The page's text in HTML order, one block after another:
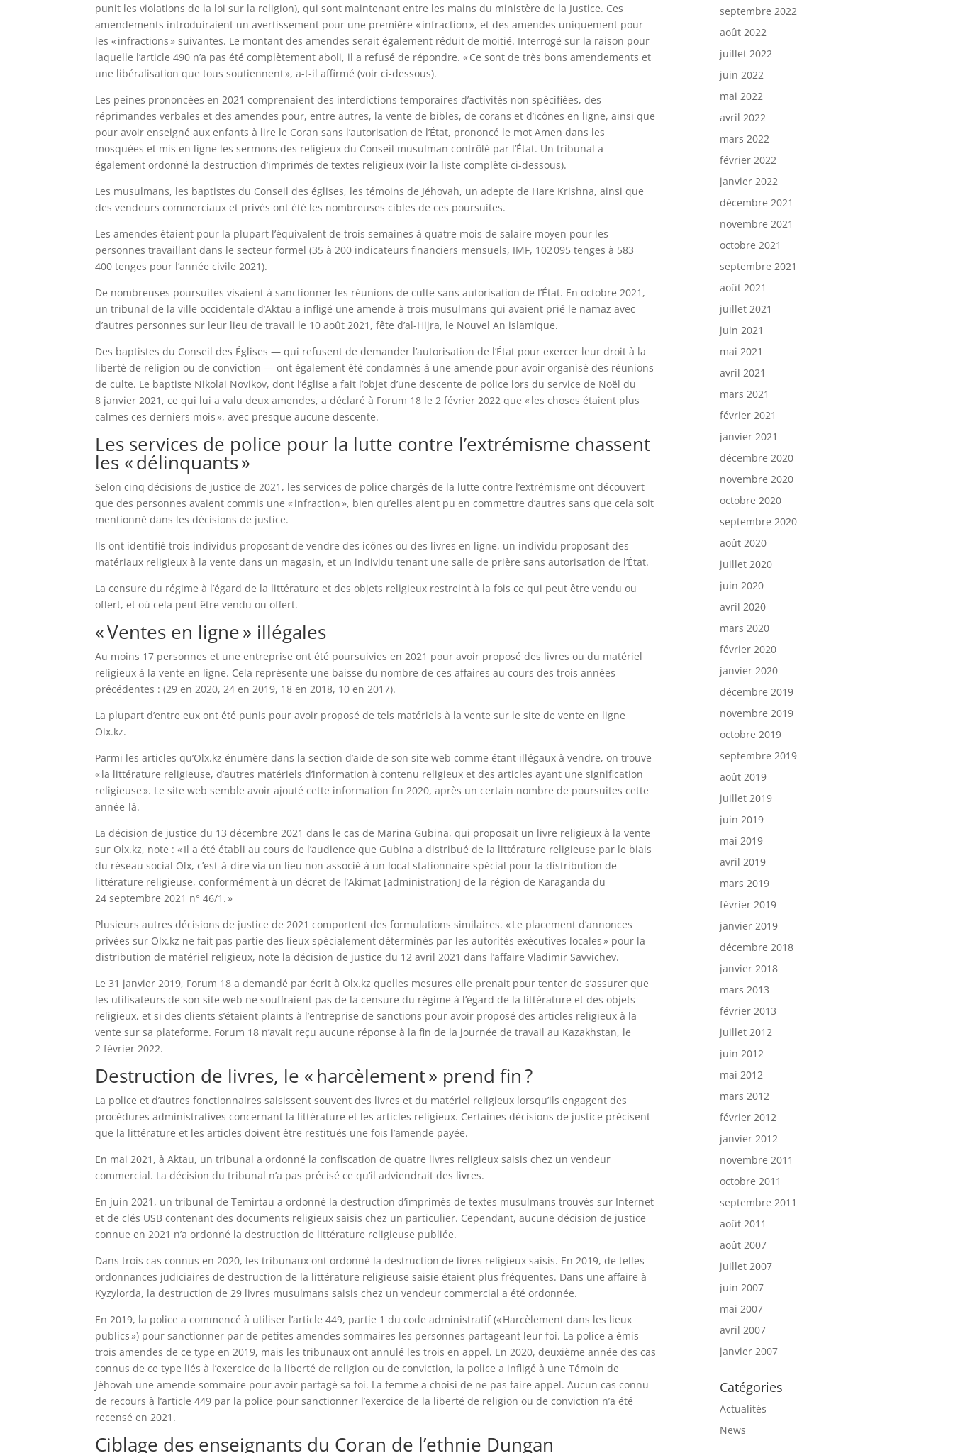
punit les violations de la loi sur la religion), qui sont maintenant entre les mains du ministère de la Justice. Ces
amendements introduiraient un avertissement pour une première « infraction », et des amendes uniquement pour
les « infractions » suivantes. Le montant des amendes serait également réduit de moitié. Interrogé sur la raison pour
laquelle l’article 490 n’a pas été complètement aboli, il a refusé de répondre. « Ce sont de très bons amendements et
une libéralisation que tous soutiennent », a-t-il affirmé (voir ci-dessous).
Les peines prononcées en 2021 comprenaient des interdictions temporaires d’activités non spécifiées, des
réprimandes verbales et des amendes pour, entre autres, la vente de bibles, de corans et d’icônes en ligne, ainsi que
pour avoir enseigné aux enfants à lire le Coran sans l’autorisation de l’État, prononcé le mot Amen dans les
mosquées et mis en ligne les sermons des religieux du Conseil musulman contrôlé par l’État. Un tribunal a
également ordonné la destruction d’imprimés de textes religieux (voir la liste complète ci-dessous).
Les musulmans, les baptistes du Conseil des églises, les témoins de Jéhovah, un adepte de Hare Krishna, ainsi que
des vendeurs commerciaux et privés ont été les nombreuses cibles de ces poursuites.
Les amendes étaient pour la plupart l’équivalent de trois semaines à quatre mois de salaire moyen pour les
personnes travaillant dans le secteur formel (35 à 200 indicateurs financiers mensuels, IMF, 102 095 tenges à 583
400 tenges pour l’année civile 2021).
De nombreuses poursuites visaient à sanctionner les réunions de culte sans autorisation de l’État. En octobre 2021,
un tribunal de la ville occidentale d’Aktau a infligé une amende à trois musulmans qui avaient prié le namaz avec
d’autres personnes sur leur lieu de travail le 10 août 2021, fête d’al-Hijra, le Nouvel An islamique.
Des baptistes du Conseil des Églises — qui refusent de demander l’autorisation de l’État pour exercer leur droit à la
liberté de religion ou de conviction — ont également été condamnés à une amende pour avoir organisé des réunions
de culte. Le baptiste Nikolai Novikov, dont l’église a fait l’objet d’une descente de police lors du service de Noël du
8 janvier 2021, ce qui lui a valu deux amendes, a déclaré à Forum 18 le 2 février 2022 que « les choses étaient plus
calmes ces derniers mois », avec presque aucune descente.
Les services de police pour la lutte contre l’extrémisme chassent
les « délinquants »
Selon cinq décisions de justice de 2021, les services de police chargés de la lutte contre l’extrémisme ont découvert
que des personnes avaient commis une « infraction », bien qu’elles aient pu en commettre d’autres sans que cela soit
mentionné dans les décisions de justice.
Ils ont identifié trois individus proposant de vendre des icônes ou des livres en ligne, un individu proposant des
matériaux religieux à la vente dans un magasin, et un individu tenant une salle de prière sans autorisation de l’État.
La censure du régime à l’égard de la littérature et des objets religieux restreint à la fois ce qui peut être vendu ou
offert, et où cela peut être vendu ou offert.
« Ventes en ligne » illégales
Au moins 17 personnes et une entreprise ont été poursuivies en 2021 pour avoir proposé des livres ou du matériel
religieux à la vente en ligne. Cela représente une baisse du nombre de ces affaires au cours des trois années
précédentes : (29 en 2020, 24 en 2019, 18 en 2018, 10 en 2017).
La plupart d’entre eux ont été punis pour avoir proposé de tels matériels à la vente sur le site de vente en ligne
Olx.kz.
Parmi les articles qu’Olx.kz énumère dans la section d’aide de son site web comme étant illégaux à vendre, on trouve
« la littérature religieuse, d’autres matériels d’information à contenu religieux et des articles ayant une signification
religieuse ». Le site web semble avoir ajouté cette information fin 2020, après un certain nombre de poursuites cette
année-là.
La décision de justice du 13 décembre 2021 dans le cas de Marina Gubina, qui proposait un livre religieux à la vente
sur Olx.kz, note : « Il a été établi au cours de l’audience que Gubina a distribué de la littérature religieuse par le biais
du réseau social Olx, c’est-à-dire via un lieu non associé à un local stationnaire spécial pour la distribution de
littérature religieuse, conformément à un décret de l’Akimat [administration] de la région de Karaganda du
24 septembre 2021 n° 46/1. »
Plusieurs autres décisions de justice de 2021 comportent des formulations similaires. « Le placement d’annonces
privées sur Olx.kz ne fait pas partie des lieux spécialement déterminés par les autorités exécutives locales » pour la
distribution de matériel religieux, note la décision de justice du 12 avril 2021 dans l’affaire Vladimir Savvichev.
Le 31 janvier 2019, Forum 18 a demandé par écrit à Olx.kz quelles mesures elle prenait pour tenter de s’assurer que
les utilisateurs de son site web ne souffraient pas de la censure du régime à l’égard de la littérature et des objets
religieux, et si des clients s’étaient plaints à l’entreprise de sanctions pour avoir proposé des articles religieux à la
vente sur sa plateforme. Forum 18 n’avait reçu aucune réponse à la fin de la journée de travail au Kazakhstan, le
2 février 2022.
Destruction de livres, le « harcèlement » prend fin ?
La police et d’autres fonctionnaires saisissent souvent des livres et du matériel religieux lorsqu’ils engagent des
procédures administratives concernant la littérature et les articles religieux. Certaines décisions de justice précisent
que la littérature et les articles doivent être restitués une fois l’amende payée.
En mai 2021, à Aktau, un tribunal a ordonné la confiscation de quatre livres religieux saisis chez un vendeur
commercial. La décision du tribunal n’a pas précisé ce qu’il adviendrait des livres.
En juin 2021, un tribunal de Temirtau a ordonné la destruction d’imprimés de textes musulmans trouvés sur Internet
et de clés USB contenant des documents religieux saisis chez un particulier. Cependant, aucune décision de justice
connue en 2021 n’a ordonné la destruction de littérature religieuse publiée.
Dans trois cas connus en 2020, les tribunaux ont ordonné la destruction de livres religieux saisis. En 2019, de telles
ordonnances judiciaires de destruction de la littérature religieuse saisie étaient plus fréquentes. Dans une affaire à
Kyzylorda, la destruction de 29 livres musulmans saisis chez un vendeur commercial a été ordonnée.
En 2019, la police a commencé à utiliser l’article 449, partie 1 du code administratif (« Harcèlement dans les lieux
publics ») pour sanctionner par de petites amendes sommaires les personnes partageant leur foi. La police a émis
trois amendes de ce type en 2019, mais les tribunaux ont annulé les trois en appel. En 2020, deuxième année des cas
connus de ce type liés à l’exercice de la liberté de religion ou de conviction, la police a infligé à une Témoin de
Jéhovah une amende sommaire pour avoir partagé sa foi. La femme a choisi de ne pas faire appel. Aucun cas connu
de recours à l’article 449 par la police pour sanctionner l’exercice de la liberté de religion ou de conviction n’a été
recensé en 2021.
Ciblage des enseignants du Coran de l’ethnie Dungan
septembre 2022
août 2022
juillet 2022
juin 2022
mai 2022
avril 2022
mars 2022
février 2022
janvier 2022
décembre 2021
novembre 2021
octobre 2021
septembre 2021
août 2021
juillet 2021
juin 2021
mai 2021
avril 2021
mars 2021
février 2021
janvier 2021
décembre 2020
novembre 2020
octobre 2020
septembre 2020
août 2020
juillet 2020
juin 2020
avril 2020
mars 2020
février 2020
janvier 2020
décembre 2019
novembre 2019
octobre 2019
septembre 2019
août 2019
juillet 2019
juin 2019
mai 2019
avril 2019
mars 2019
février 2019
janvier 2019
décembre 2018
janvier 2018
mars 2013
février 2013
juillet 2012
juin 2012
mai 2012
mars 2012
février 2012
janvier 2012
novembre 2011
octobre 2011
septembre 2011
août 2011
août 2007
juillet 2007
juin 2007
mai 2007
avril 2007
janvier 2007
Catégories
Actualités
News